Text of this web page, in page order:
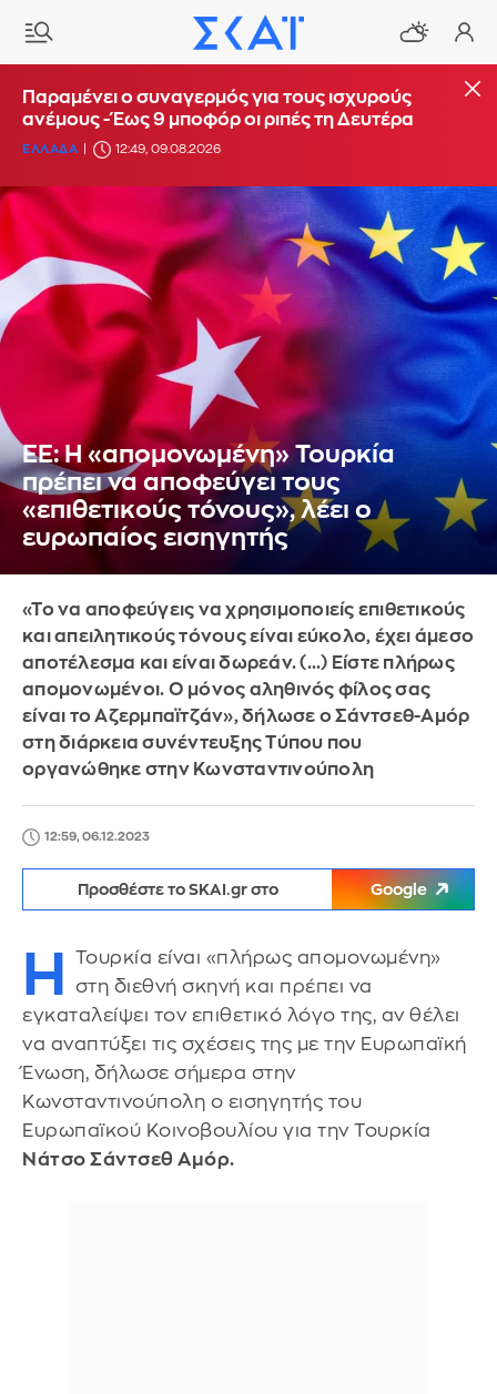
Παραμένει ο συναγερμός για τους ισχυρούς
ανέμους - Έως 9 μποφόρ οι ριπές τη Δευτέρα
ΕΛΛΑΔΑ 12:49, 09.08.2026
ΕΕ: Η «απομονωμένη» Τουρκία
πρέπει να αποφεύγει τους
«επιθετικούς τόνους», λέει ο
ευρωπαίος εισηγητής
«Το να αποφεύγεις να χρησιμοποιείς επιθετικούς
και απειλητικούς τόνους είναι εύκολο, έχει άμεσο
αποτέλεσμα και είναι δωρεάν. (...) Είστε πλήρως
απομονωμένοι. Ο μόνος αληθινός φίλος σας
είναι το Αζερμπαϊτζάν», δήλωσε ο Σάντσεθ-Αμόρ
στη διάρκεια συνέντευξης Τύπου που
οργανώθηκε στην Κωνσταντινούπολη
12:59, 06.12.2023
Προσθέστε το SKAI.gr στο Google
Η
Τουρκία είναι «πλήρως απομονωμένη»
στη διεθνή σκηνή και πρέπει να
εγκαταλείψει τον επιθετικό λόγο της, αν θέλει
να αναπτύξει τις σχέσεις της με την Ευρωπαϊκή
Ένωση, δήλωσε σήμερα στην
Κωνσταντινούπολη ο εισηγητής του
Ευρωπαϊκού Κοινοβουλίου για την Τουρκία
Νάτσο Σάντσεθ Αμόρ.